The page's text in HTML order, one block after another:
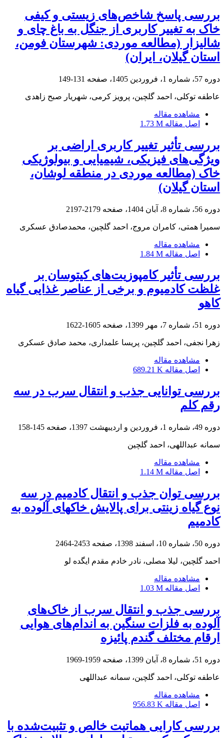
بررسی پاسخ شاخص‌های زیستی و کیفی
خاک به تغییر کاربری از جنگل به باغ چای و
شالیزار (مطالعه موردی: شهرستان فومن،
استان گیلان، ایران)
دوره 57، شماره 1، فروردین 1405، صفحه 131-149
عاطفه توکلی، احمد گلچین، پرویز کرمی، شهریار صبح زاهدی
مشاهده مقاله
اصل مقاله 1.73 M
بررسی تأثیر تغییر کاربری اراضی بر
ویژگی‌های فیزیکی، شیمیایی و بیولوژیکی
خاک (مطالعه موردی در منطقه لوشان،
استان گیلان)
دوره 56، شماره 8، آبان 1404، صفحه 2179-2197
سمیرا همتی، کامران مروج، احمد گلچین، محمدصادق عسکری
مشاهده مقاله
اصل مقاله 1.84 M
بررسی تأثیر کامپوزیت‌های کیتوسان بر
غلظت کادمیوم و برخی از عناصر غذایی گیاه
کاهو
دوره 51، شماره 7، مهر 1399، صفحه 1605-1622
زهرا نجفی، احمد گلچین، پریسا علمداری، محمد صادق عسکری
مشاهده مقاله
اصل مقاله 689.21 K
بررسی توانایی جذب و انتقال سرب در سه
رقم کلم
دوره 49، شماره 1، فروردین و اردیبهشت 1397، صفحه 145-158
سمانه عبداللهی، احمد گلچین
مشاهده مقاله
اصل مقاله 1.14 M
بررسی توان جذب و انتقال کادمیم در سه
نوع گیاه زینتی برای پالایش خاک‎های آلوده به
کادمیم
دوره 50، شماره 10، اسفند 1398، صفحه 2453-2464
احمد گلچین، لیلا مصلی، نادر خادم مقدم ایگده لو
مشاهده مقاله
اصل مقاله 1.03 M
بررسی جذب و انتقال سرب از خاک‌های
آلوده به فلزات سنگین به اندام‌های هوایی
ارقام مختلف گندم پائیزه
دوره 51، شماره 8، آبان 1399، صفحه 1959-1969
عاطفه توکلی، احمد گلچین، سمانه عبداللهی
مشاهده مقاله
اصل مقاله 956.83 K
بررسی کارایی هماتیت خالص و تثبیت‌شده با